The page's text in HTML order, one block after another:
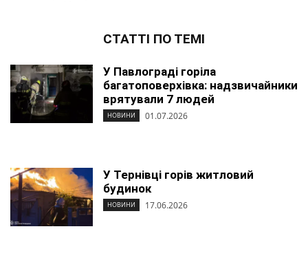
СТАТТІ ПО ТЕМІ
У Павлограді горіла
багатоповерхівка: надзвичайники
врятували 7 людей
НОВИНИ 01.07.2026
У Тернівці горів житловий
будинок
НОВИНИ 17.06.2026